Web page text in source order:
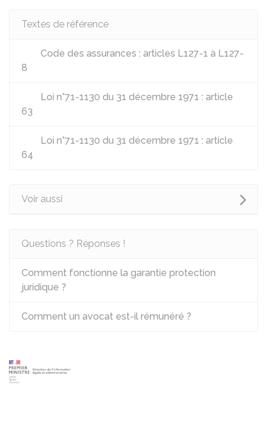
Textes de référence
Code des assurances : articles L127-1 à L127-
8
Loi n°71-1130 du 31 décembre 1971 : article
63
Loi n°71-1130 du 31 décembre 1971 : article
64
Voir aussi
Questions ? Réponses !
Comment fonctionne la garantie protection
juridique ?
Comment un avocat est-il rémunéré ?